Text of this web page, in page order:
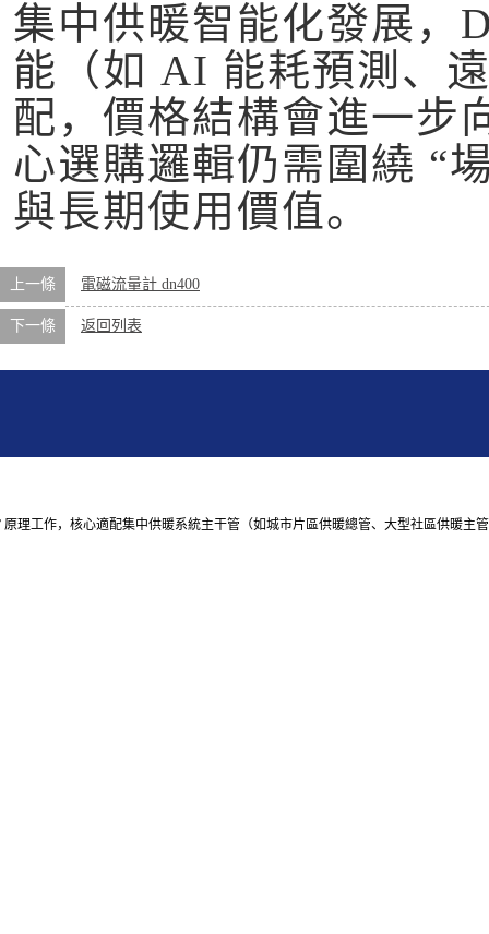
集中供暖智能化發展，
能（如 AI 能耗預測、
配，價格結構會進一步
心選購邏輯仍需圍繞 “
與長期使用價值。
上一條 電磁流量計 dn400
下一條 返回列表